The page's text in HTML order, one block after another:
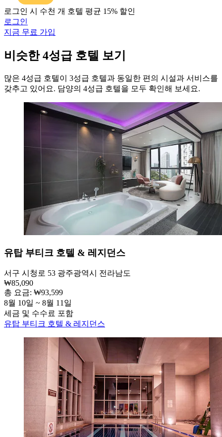
로그인 시 수천 개 호텔 평균 15% 할인
로그인
지금 무료 가입
비슷한 4성급 호텔 보기
많은 4성급 호텔이 3성급 호텔과 동일한 편의 시설과 서비스를
갖추고 있어요. 담양의 4성급 호텔을 모두 확인해 보세요.
유탑 부티크 호텔 & 레지던스
서구 시청로 53 광주광역시 전라남도
₩85,090
총 요금: ₩93,599
8월 10일 ~ 8월 11일
세금 및 수수료 포함
유탑 부티크 호텔 & 레지던스